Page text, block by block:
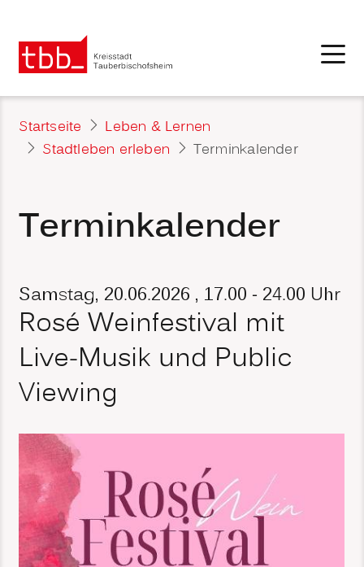
Startseite
Leben & Lernen
Stadtleben erleben
Terminkalender
Terminkalender
Samstag, 20.06.2026 , 17.00 - 24.00 Uhr
Rosé Weinfestival mit
Live-Musik und Public
Viewing